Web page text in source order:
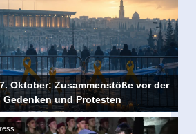
Oktober: Zusammenstöße vor der
Gedenken und Protesten
Um 09:00 Uhr deutscher Zeit
Israel still